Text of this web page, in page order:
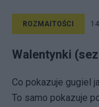
ROZMAITOŚCI
Walentynki
Co pokazuje gugiel
To samo pokazuje